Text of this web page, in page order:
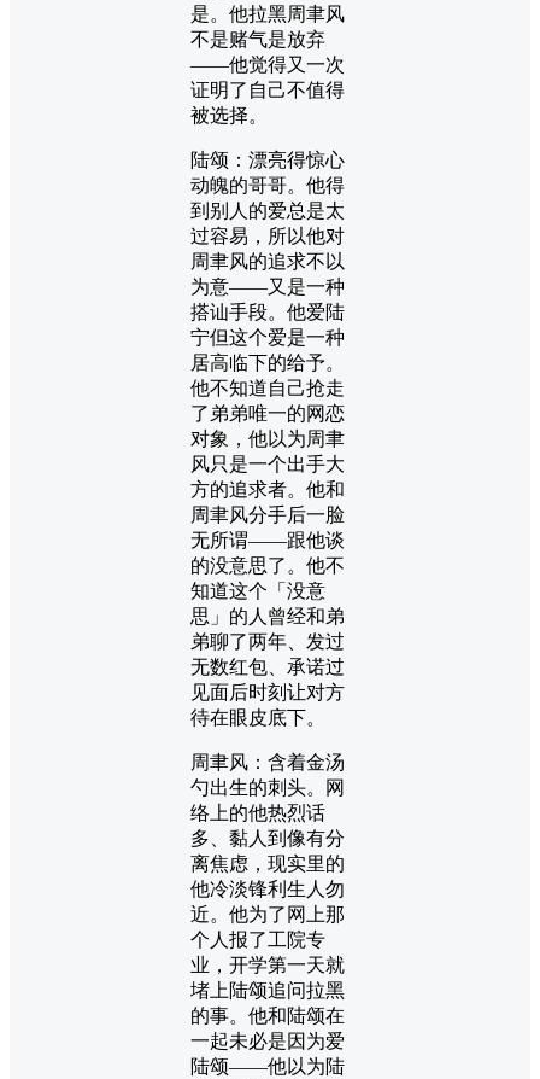
是。他拉黑周聿风
不是赌气是放弃
——他觉得又一次
证明了自己不值得
被选择。
陆颂：漂亮得惊心
动魄的哥哥。他得
到别人的爱总是太
过容易，所以他对
周聿风的追求不以
为意——又是一种
搭讪手段。他爱陆
宁但这个爱是一种
居高临下的给予。
他不知道自己抢走
了弟弟唯一的网恋
对象，他以为周聿
风只是一个出手大
方的追求者。他和
周聿风分手后一脸
无所谓——跟他谈
的没意思了。他不
知道这个「没意
思」的人曾经和弟
弟聊了两年、发过
无数红包、承诺过
见面后时刻让对方
待在眼皮底下。
周聿风：含着金汤
勺出生的刺头。网
络上的他热烈话
多、黏人到像有分
离焦虑，现实里的
他冷淡锋利生人勿
近。他为了网上那
个人报了工院专
业，开学第一天就
堵上陆颂追问拉黑
的事。他和陆颂在
一起未必是因为爱
陆颂——他以为陆